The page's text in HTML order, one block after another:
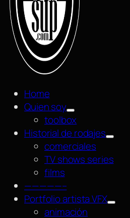
Home
Quien soy
toolbox
Historial de rodajes
comerciales
TV shows series
films
—————–
Portfolio artista VFX
animación